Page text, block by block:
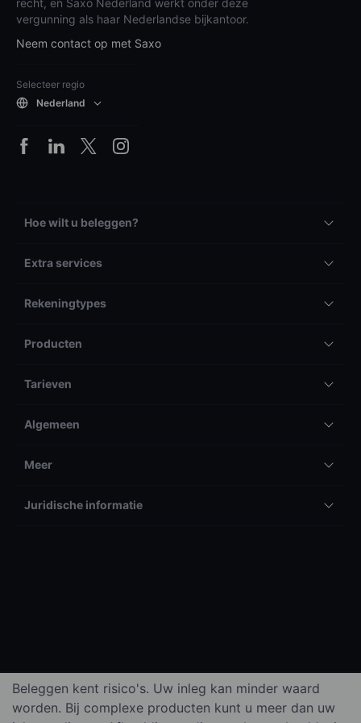
recht, en Saxo Nederland werkt onder deze
vergunning als haar Nederlandse bijkantoor.
Neem contact op met Saxo
Selecteer regio
Nederland
Hoe wilt u beleggen?
Extra services
Rekeningtypes
Producten
Tarieven
Algemeen
Meer
Juridische informatie
Beleggen kent risico's. Uw inleg kan minder waard
worden. Bij complexe producten kunt u meer dan uw